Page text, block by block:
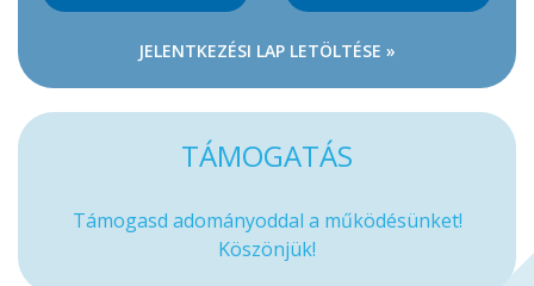
JELENTKEZÉSI LAP LETÖLTÉSE »
TÁMOGATÁS
Támogasd adományoddal a működésünket!
Köszönjük!